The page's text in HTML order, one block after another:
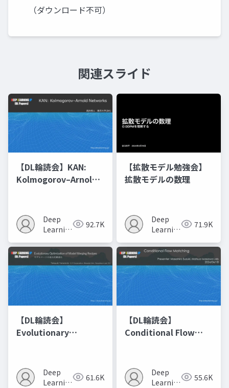
（ダウンロード不可）
関連スライド
【DL輪読会】KAN:
Kolmogorov–Arnold
Deep
Learning
92.7K
【拡散モデル勉強会】
拡散モデルの数理
Deep
Learning
71.9K
【DL輪読会】
Evolutionary
Recipes モデルマージ
の進化的最適化
Deep
Learning
61.6K
【DL輪読会】
Conditional Flow
Deep
Learning
55.6K